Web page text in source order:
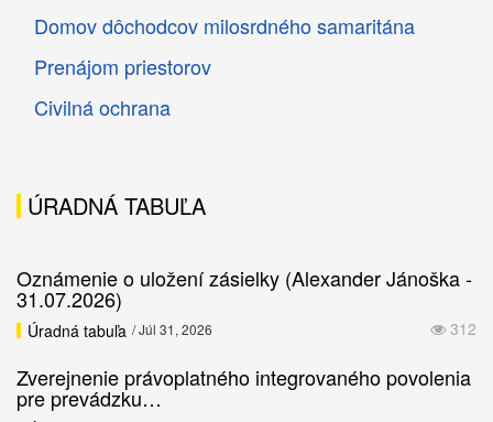
Domov dôchodcov milosrdného samaritána
Prenájom priestorov
Civilná ochrana
ÚRADNÁ TABUĽA
Oznámenie o uložení zásielky (Alexander Jánoška -
31.07.2026)
312
Úradná tabuľa / Júl 31, 2026
Zverejnenie právoplatného integrovaného povolenia
pre prevádzku…